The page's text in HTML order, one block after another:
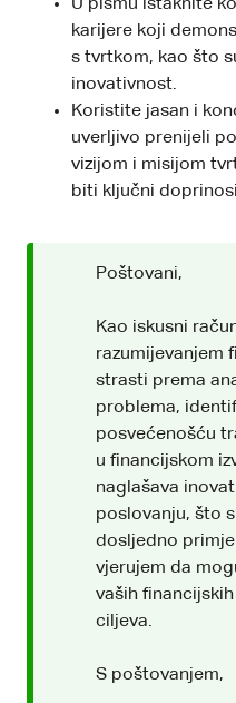
U pismu istaknite
karijere koji
s tvrtkom, kao što
inovativnost.
Koristite jasan i
uverljivo prenijeli
vizijom i misijom
biti ključni
Poštovani,
Kao iskusni
razumijevanjem
strasti prema
problema,
posvećenošću
u financijskom
naglašava
poslovanju, što
dosljedno
vjerujem da
vaših
ciljeva.
S poštovanjem,